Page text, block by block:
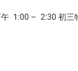
1:00 – 2:30 初三